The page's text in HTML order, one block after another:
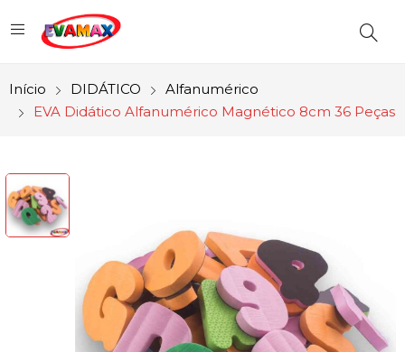
Início DIDÁTICO
Alfanumérico
EVA Didático Alfanumérico Magnético 8cm 36 Peças